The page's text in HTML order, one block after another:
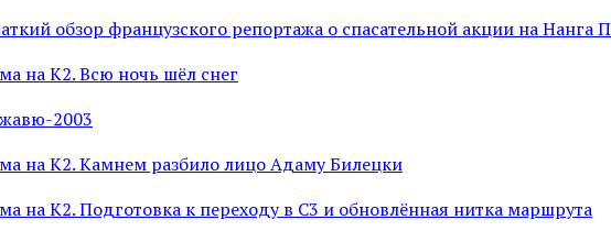
обзор французского репортажа о спасательной акции на Нанга
на К2. Всю ночь шёл снег
2003
на К2. Камнем разбило лицо Адаму Билецки
на К2. Подготовка к переходу в С3 и обновлённая нитка маршрута